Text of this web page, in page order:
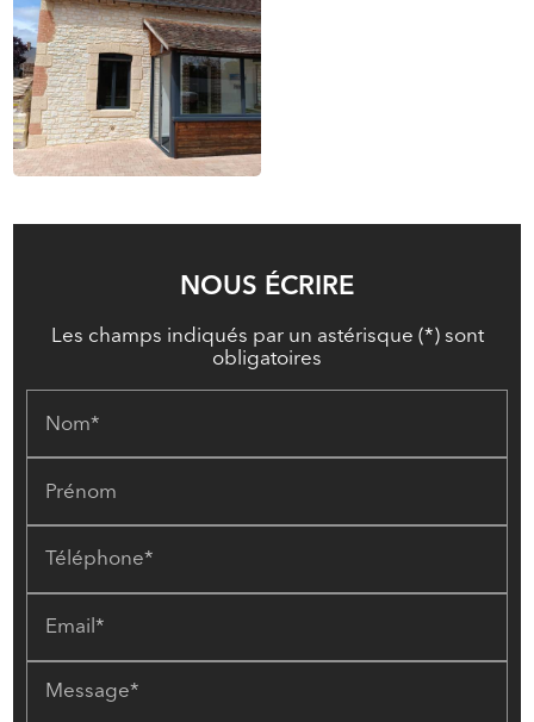
NOUS ÉCRIRE
Les champs indiqués par un astérisque (*) sont
obligatoires
Nom*
Prénom
Téléphone*
Email*
Message*